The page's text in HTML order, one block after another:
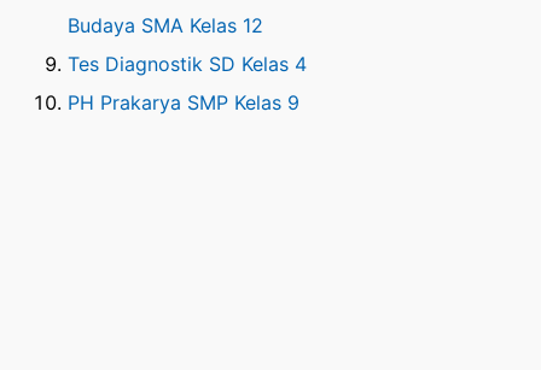
Budaya SMA Kelas 12
Tes Diagnostik SD Kelas 4
PH Prakarya SMP Kelas 9